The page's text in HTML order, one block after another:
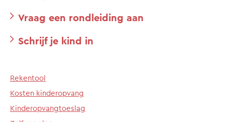
Vraag een rondleiding aan
Schrijf je kind in
Rekentool
Kosten kinderopvang
Kinderopvangtoeslag